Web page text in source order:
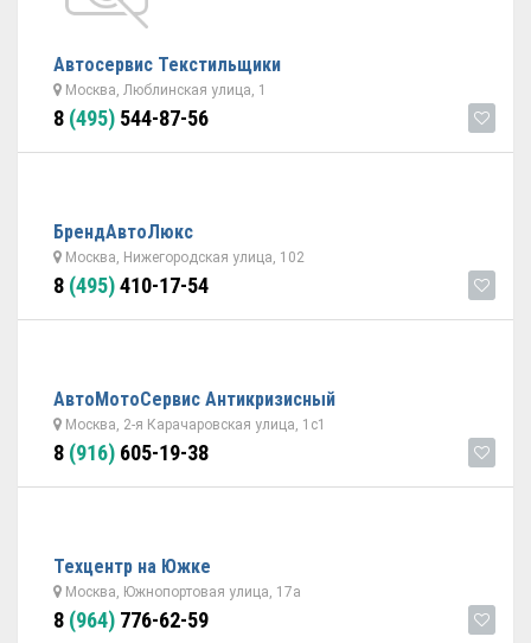
Автосервис Текстильщики
Москва, Люблинская улица, 1
8 (495) 544-87-56
БрендАвтоЛюкс
Москва, Нижегородская улица, 102
8 (495)410-17-54
АвтоМотоСервис Антикризисный
Москва, 2-я Карачаровская улица, 1с1
8 (916) 605-19-38
Техцентр на Южке
Москва, Южнопортовая улица, 17а
8 (964) 776-62-59